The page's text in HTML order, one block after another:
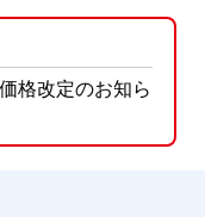
格改定のお知ら